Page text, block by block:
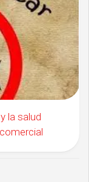
la salud